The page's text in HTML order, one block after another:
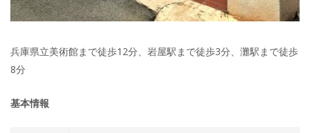
兵庫県立美術館まで徒歩12分、岩屋駅まで徒歩3分、灘駅まで徒歩
8分
基本情報